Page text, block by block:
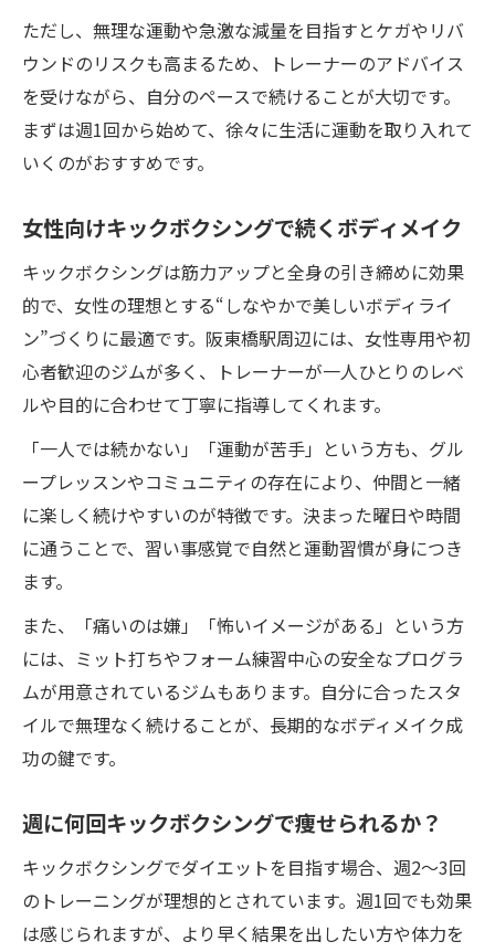
ただし、無理な運動や急激な減量を目指すとケガやリバ
ウンドのリスクも高まるため、トレーナーのアドバイス
を受けながら、自分のペースで続けることが大切です。
まずは週1回から始めて、徐々に生活に運動を取り入れて
いくのがおすすめです。
女性向けキックボクシングで続くボディメイク
キックボクシングは筋力アップと全身の引き締めに効果
的で、女性の理想とする“しなやかで美しいボディライ
ン”づくりに最適です。阪東橋駅周辺には、女性専用や初
心者歓迎のジムが多く、トレーナーが一人ひとりのレベ
ルや目的に合わせて丁寧に指導してくれます。
「一人では続かない」「運動が苦手」という方も、グル
ープレッスンやコミュニティの存在により、仲間と一緒
に楽しく続けやすいのが特徴です。決まった曜日や時間
に通うことで、習い事感覚で自然と運動習慣が身につき
ます。
また、「痛いのは嫌」「怖いイメージがある」という方
には、ミット打ちやフォーム練習中心の安全なプログラ
ムが用意されているジムもあります。自分に合ったスタ
イルで無理なく続けることが、長期的なボディメイク成
功の鍵です。
週に何回キックボクシングで痩せられるか？
キックボクシングでダイエットを目指す場合、週2〜3回
のトレーニングが理想的とされています。週1回でも効果
は感じられますが、より早く結果を出したい方や体力を